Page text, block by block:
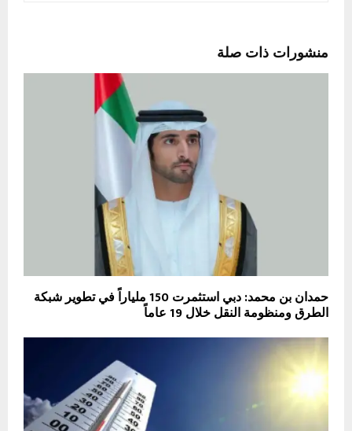
منشورات ذات صلة
حمدان بن محمد: دبي استثمرت 150 ملياراً في تطوير شبكة
الطرق ومنظومة النقل خلال 19 عاماً